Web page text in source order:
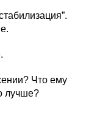
Что ему
лучше?